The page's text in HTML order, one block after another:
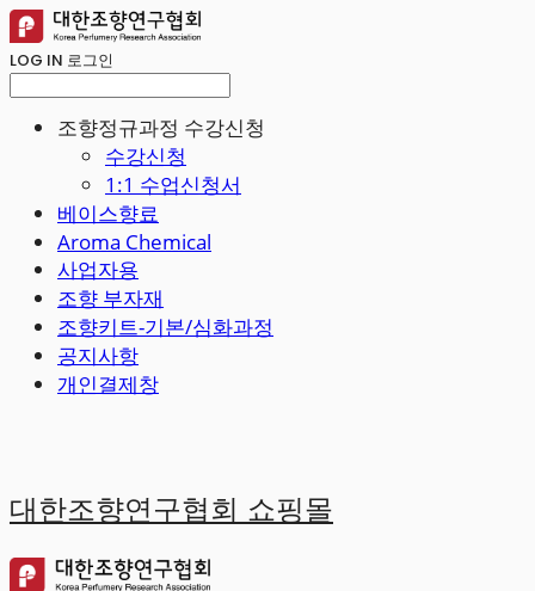
LOG IN 로그인
조향정규과정 수강신청
수강신청
1:1 수업신청서
베이스향료
Aroma Chemical
사업자용
조향 부자재
조향키트-기본/심화과정
공지사항
개인결제창
대한조향연구협회 쇼핑몰